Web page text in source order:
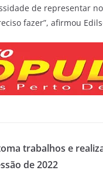
de representar
fazer”, afirmou
trabalhos e
de 2022